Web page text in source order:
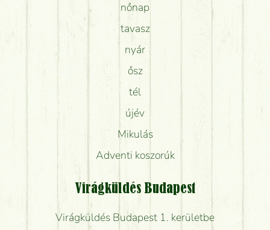
nőnap
tavasz
nyár
ősz
tél
újév
Mikulás
Adventi koszorúk
Virágküldés Budapest
Virágküldés Budapest 1. kerületbe